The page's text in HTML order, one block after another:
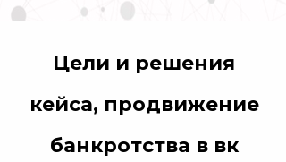
Цели и решения
кейса, продвижение
банкротства в вк